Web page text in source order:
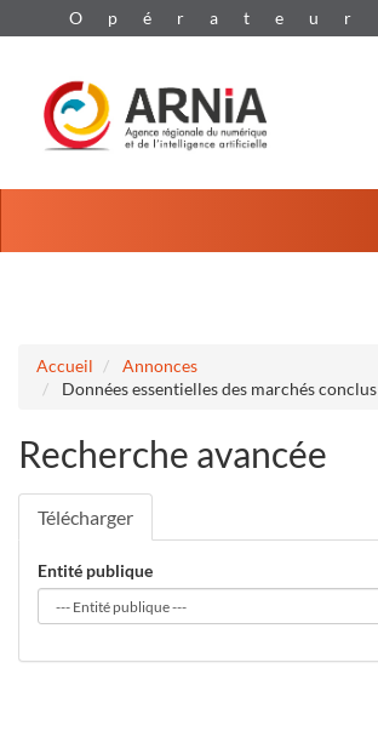
Accueil
Annonces
Données essentielles des marchés conclus
Recherche avancée
Télécharger
Entité publique